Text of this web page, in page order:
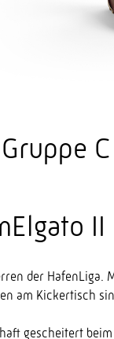
C
II
der HafenLiga.
am Kickertisch
gescheitert